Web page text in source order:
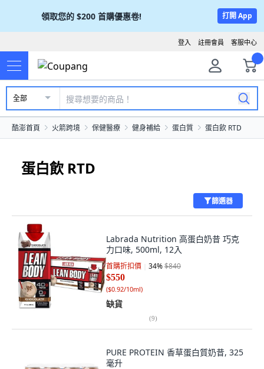
領取您的 $200 首購優惠卷! 打開 App
客服中心
註冊會員
登入
全部
酷澎首頁 火箭跨境 保健醫療 健身補給 蛋白質 蛋白飲 RTD
蛋白飲 RTD
篩選器
Labrada Nutrition 高蛋白奶昔 巧克
力口味, 500ml, 12入
首購折扣價 34%$840
$550
($0.92/10ml)
缺貨
(9)
PURE PROTEIN 香草蛋白質奶昔, 325
毫升